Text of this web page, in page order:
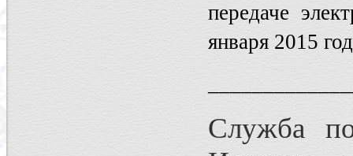
передаче
января 2015
Служба